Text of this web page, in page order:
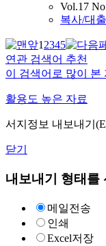
Vol.17
복사/대
12345
연관 검색어 추천
이 검색어로 많이 본
활용도 높은 자료
서지정보 내보내기
닫기
내보내기 형태를
메일전송
인쇄
Excel저장